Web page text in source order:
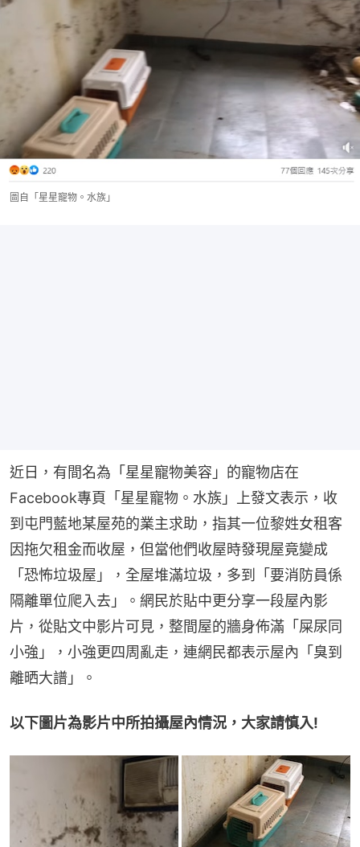
圖自「星星寵物。水族」
近日，有間名為「星星寵物美容」的寵物店在
Facebook專頁「星星寵物。水族」上發文表示，收
到屯門藍地某屋苑的業主求助，指其一位黎姓女租客
因拖欠租金而收屋，但當他們收屋時發現屋竟變成
「恐怖垃圾屋」，全屋堆滿垃圾，多到「要消防員係
隔離單位爬入去」。網民於貼中更分享一段屋內影
片，從貼文中影片可見，整間屋的牆身佈滿「屎尿同
小強」，小強更四周亂走，連網民都表示屋內「臭到
離晒大譜」。
以下圖片為影片中所拍攝屋內情況，大家請慎入!